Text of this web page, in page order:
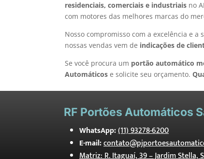
residenciais, comerciais e industriais no
com motores das melhores marcas do
Nosso compromisso com a excelência e
nossas vendas vem de indicações de
Se você procura um portão automático
Automáticos e solicite seu orçamento.
RF Portões Automáticos
WhatsApp:(11) 93278-6200
E-mail:
Matriz: R. Itaguaí, 39 – Jardim Stella,